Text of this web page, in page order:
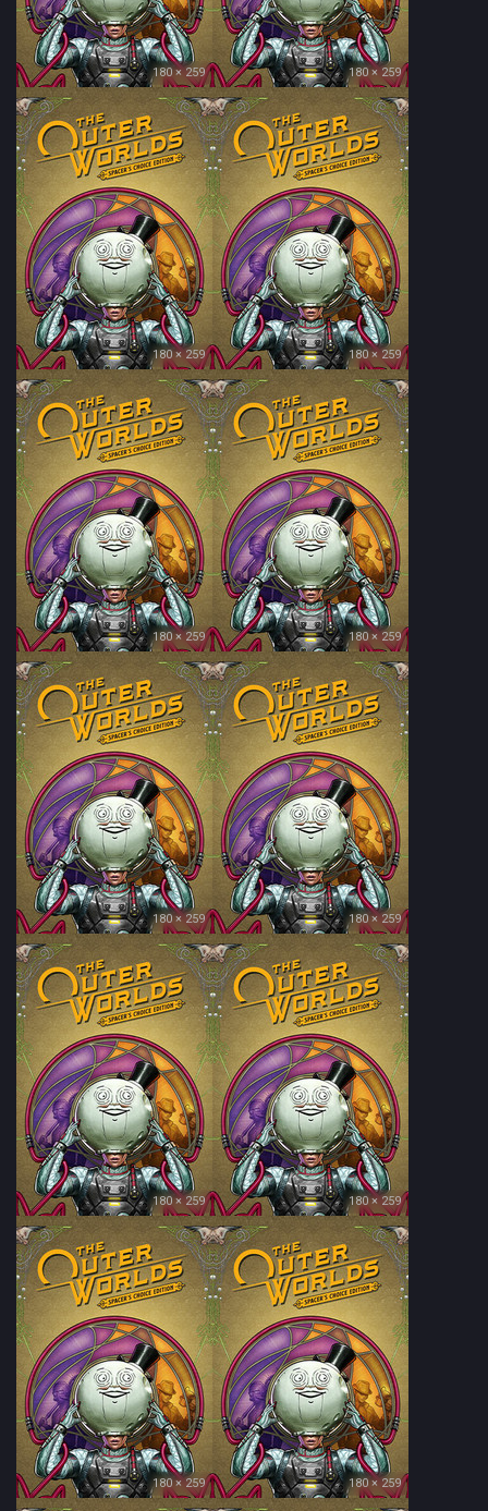
180 × 259 180 × 259
180 × 259 180 × 259
180 × 259 180 × 259
180 × 259 180 × 259
180 × 259 180 × 259
180 × 259 180 × 259